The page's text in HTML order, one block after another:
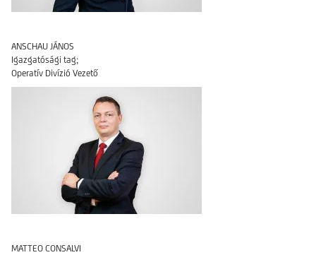
ANSCHAU JÁNOS
Igazgatósági tag;
Operatív Divízió Vezető
MATTEO CONSALVI